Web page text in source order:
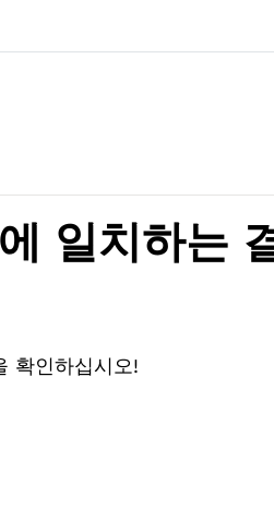
일치하는
확인하십시오!